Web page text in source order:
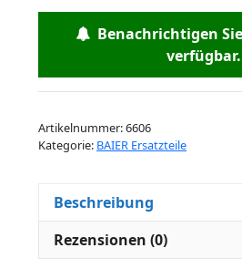
Benachrichtigen
verfügbar.
Artikelnummer:6606
Kategorie: BAIER Ersatzteile
Beschreibung
Rezensionen (0)